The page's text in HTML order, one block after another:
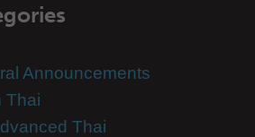
Announcements
Thai
Thai